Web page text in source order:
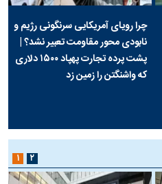
چرا رویای آمریکایی سرنگونی رژیم و
نابودی محور مقاومت تعبیر نشد؟ |
پشت پرده تجارت پهپاد‌ ۱۵۰۰ دلاری
که واشنگتن را زمین زد
۱ ۲